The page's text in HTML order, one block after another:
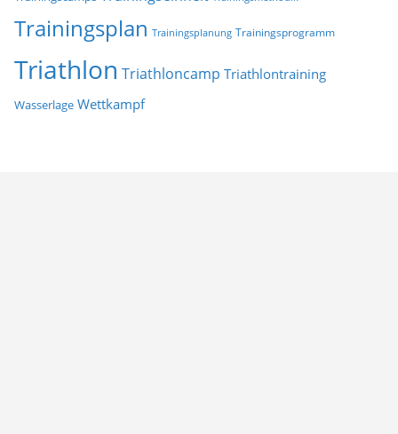
Trainingsplan Trainingsplanung Trainingsprogramm
Triathlon Triathloncamp Triathlontraining
Wasserlage Wettkampf